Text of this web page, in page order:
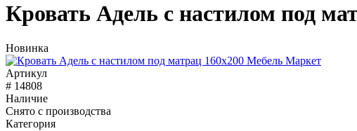
Кровать Адель с настилом под
Новинка
Артикул
# 14808
Наличие
Снято с производства
Категория